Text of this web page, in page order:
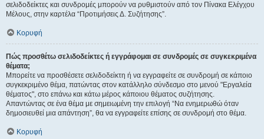
σελιδοδείκτες και συνδρομές μπορούν να ρυθμιστούν από τον Πίνακα Ελέγχου
Μέλους, στην καρτέλα “Προτιμήσεις Δ. Συζήτησης”.
Κορυφή
Πώς προσθέτω σελιδοδείκτες ή εγγράφομαι σε συνδρομές σε συγκεκριμένα
θέματα;
Μπορείτε να προσθέσετε σελιδοδείκτη ή να εγγραφείτε σε συνδρομή σε κάποιο
συγκεκριμένο θέμα, πατώντας στον κατάλληλο σύνδεσμο στο μενού "Εργαλεία
θέματος", στο επάνω και κάτω μέρος κάποιου θέματος συζήτησης.
Απαντώντας σε ένα θέμα με σημειωμένη την επιλογή “Να ενημερωθώ όταν
δημοσιευθεί μια απάντηση”, θα να εγγραφείτε επίσης σε συνδρομή στο θέμα.
Κορυφή